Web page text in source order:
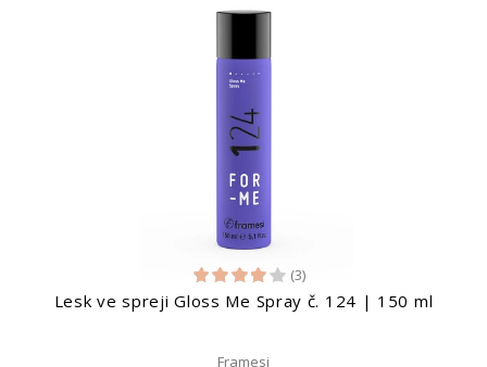
(3)
Lesk ve spreji Gloss Me Spray č. 124 | 150 ml
Framesi